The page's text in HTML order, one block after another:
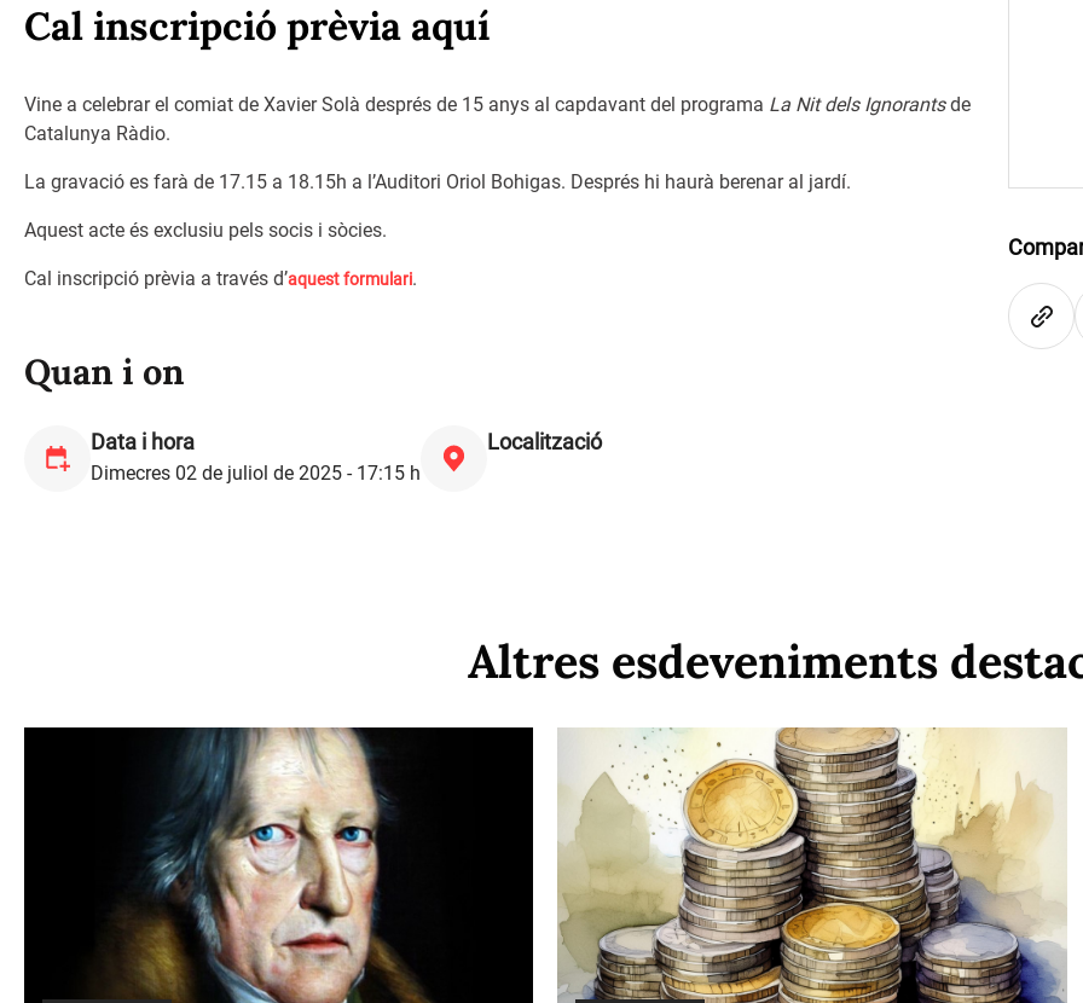
Cal inscripció prèvia aquí
Vine a celebrar el comiat de Xavier Solà després de 15 anys al capdavant del programa La Nit dels Ignorantsde
Catalunya Ràdio.
La gravació es farà de 17.15 a 18.15h a l’Auditori Oriol Bohigas. Després hi haurà berenar al jardí.
Aquest acte és exclusiu pels socis i sòcies.
Cal inscripció prèvia a través d’aquest formulari.
Quan i on
Data i hora
Dimecres 02 de juliol de 2025 - 17:15 h
Localització
Altres esdeveniments